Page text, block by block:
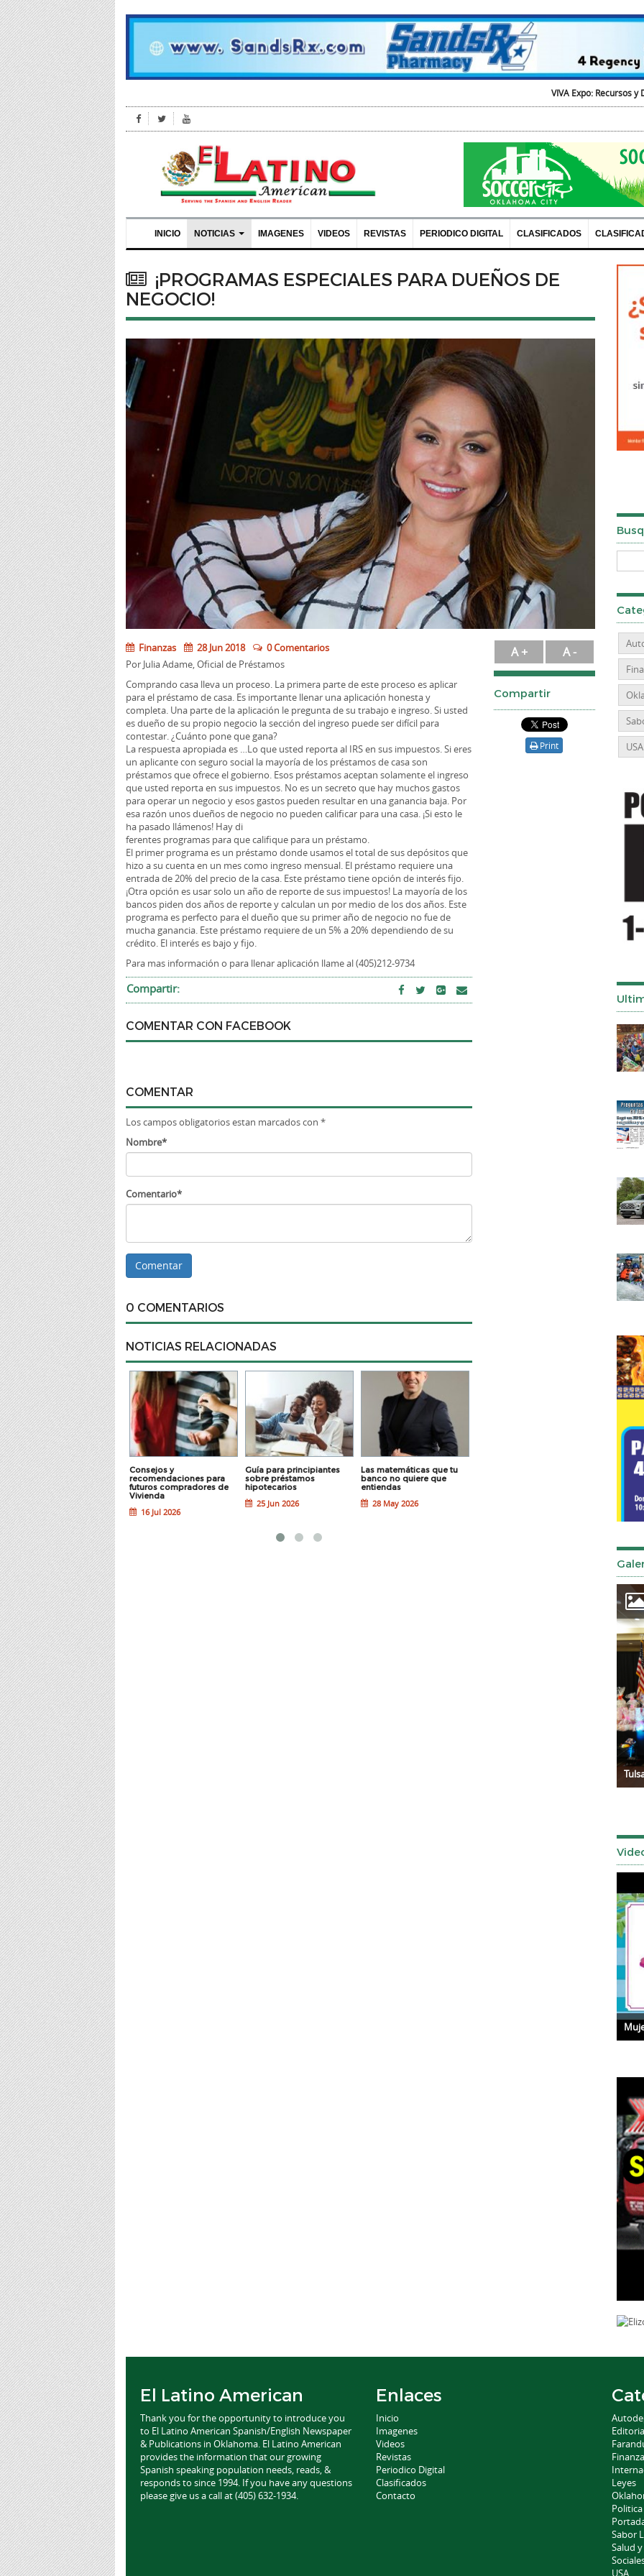
VIVA Expo: Recursos y Diversion para
INICIO NOTICIAS IMAGENES VIDEOS REVISTAS PERIODICO DIGITAL CLASIFICADOS
¡PROGRAMAS ESPECIALES PARA DUEÑOS DE
NEGOCIO!
Finanzas 28 Jun 2018
0 Comentarios
Por Julia Adame, Oficial de Préstamos
Comprando casa lleva un proceso. La primera parte de este proceso es aplicar
para el préstamo de casa. Es importante llenar una aplicación honesta y
completa. Una parte de la aplicación le pregunta de su trabajo e ingreso. Si usted
es dueño de su propio negocio la sección del ingreso puede ser difícil para
contestar. ¿Cuánto pone que gana?
La respuesta apropiada es …Lo que usted reporta al IRS en sus impuestos. Si eres
un aplicante con seguro social la mayoría de los préstamos de casa son
préstamos que ofrece el gobierno. Esos préstamos aceptan solamente el ingreso
que usted reporta en sus impuestos. No es un secreto que hay muchos gastos
para operar un negocio y esos gastos pueden resultar en una ganancia baja. Por
esa razón unos dueños de negocio no pueden calificar para una casa. ¡Si esto le
ha pasado llámenos! Hay di
ferentes programas para que califique para un préstamo.
El primer programa es un préstamo donde usamos el total de sus depósitos que
hizo a su cuenta en un mes como ingreso mensual. El préstamo requiere una
entrada de 20% del precio de la casa. Este préstamo tiene opción de interés fijo.
¡Otra opción es usar solo un año de reporte de sus impuestos! La mayoría de los
bancos piden dos años de reporte y calculan un por medio de los dos años. Este
programa es perfecto para el dueño que su primer año de negocio no fue de
mucha ganancia. Este préstamo requiere de un 5% a 20% dependiendo de su
crédito. El interés es bajo y fijo.
Para mas información o para llenar aplicación llame al (405)212-9734
Compartir:
COMENTAR CON FACEBOOK
COMENTAR
Los campos obligatorios estan marcados con *
Nombre*
Comentario*
0 COMENTARIOS
NOTICIAS RELACIONADAS
Cómo convertir la
mensualidad de tus hijos
en su primera escuela
financiera
23 Jul 2026
Consejos y
recomendaciones para
futuros compradores de
Vivienda
16 Jul 2026
Guía para principiantes
sobre préstamos
hipotecarios
25 Jun 2026
Las matemáticas que tu
banco no quiere que
entiendas
28 May 2026
Guía para
sobre
21 May
A + A -
Compartir
Print
USA
El Latino American
Thank you for the opportunity to introduce you
to El Latino American Spanish/English Newspaper
& Publications in Oklahoma. El Latino American
provides the information that our growing
Spanish speaking population needs, reads, &
responds to since 1994. If you have any questions
please give us a call at (405) 632-1934.
Enlaces
Inicio
Imagenes
Videos
Revistas
Periodico Digital
Clasificados
Contacto
Leyes
Politica
Sabor
Salud
USA